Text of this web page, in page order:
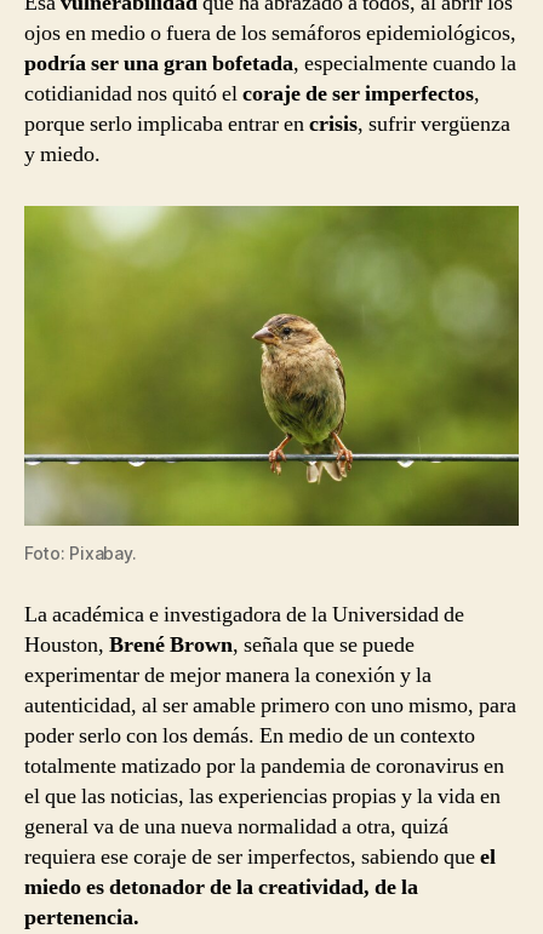
ojos en medio o fuera de los semáforos epidemiológicos,
podría ser una gran bofetada, especialmente cuando la
cotidianidad nos quitó elcoraje de ser imperfectos,
porque serlo implicaba entrar encrisis, sufrir vergüenza
y miedo.
Foto: Pixabay.
La académica e investigadora de la Universidad de
Houston, Brené Brown, señala que se puede
experimentar de mejor manera la conexión y la
autenticidad, al ser amable primero con uno mismo, para
poder serlo con los demás. En medio de un contexto
totalmente matizado por la pandemia de coronavirus en
el que las noticias, las experiencias propias y la vida en
general va de una nueva normalidad a otra, quizá
requiera ese coraje de ser imperfectos, sabiendo queel
miedo es detonador de la creatividad, de la
pertenencia.